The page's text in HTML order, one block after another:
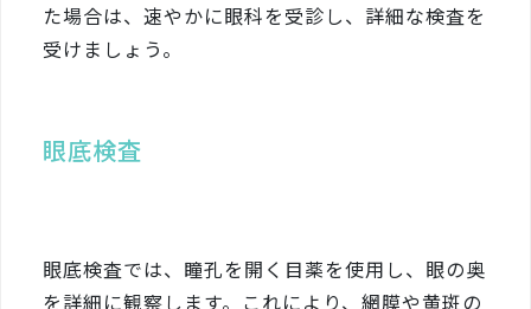
た場合は、速やかに眼科を受診し、詳細な検査を
受けましょう。
眼底検査
眼底検査では、瞳孔を開く目薬を使用し、眼の奥
を詳細に観察します。これにより、網膜や黄斑の